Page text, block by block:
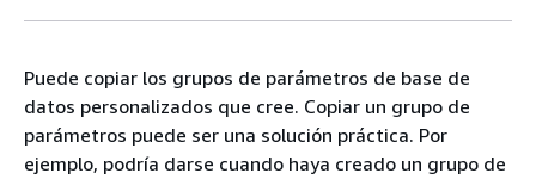
Puede copiar los grupos de parámetros de base de
datos personalizados que cree. Copiar un grupo de
parámetros puede ser una solución práctica. Por
ejemplo, podría darse cuando haya creado un grupo de